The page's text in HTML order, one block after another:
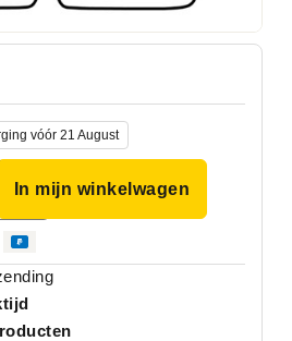
vóór 21 August
In mijn winkelwagen